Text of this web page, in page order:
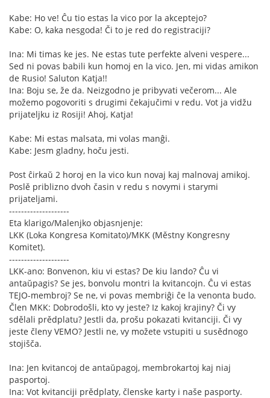
Kabe: Ho ve! Ĉu tio estas la vico por la akceptejo?
Kabe: O, kaka nesgoda! Či to je red do registraciji?
Ina: Mi timas ke jes. Ne estas tute perfekte alveni vespere...
Sed ni povas babili kun homoj en la vico. Jen, mi vidas amikon
de Rusio! Saluton Katja!!
Ina: Boju se, že da. Neizgodno je pribyvati večerom... Ale
možemo pogovoriti s drugimi čekajučimi v redu. Vot ja vidžu
prijateljku iz Rosiji! Ahoj, Katja!
Kabe: Mi estas malsata, mi volas manĝi.
Kabe: Jesm gladny, hoču jesti.
Post ĉirkaŭ 2 horoj en la vico kun novaj kaj malnovaj amikoj.
Poslě priblizno dvoh časin v redu s novymi i starymi
prijateljami.
--------------------
Eta klarigo/Malenjko objasnjenje:
LKK (Loka Kongresa Komitato)/MKK (Městny Kongresny
Komitet).
--------------------
LKK-ano: Bonvenon, kiu vi estas? De kiu lando? Ĉu vi
antaŭpagis? Se jes, bonvolu montri la kvitancojn. Ĉu vi estas
TEJO-membroj? Se ne, vi povas membriĝi ĉe la venonta budo.
Člen MKK: Dobrodošli, kto vy jeste? Iz kakoj krajiny? Či vy
sdělali prědplatu? Jestli da, prošu pokazati kvitanciji. Či vy
jeste členy VEMO? Jestli ne, vy možete vstupiti u susědnogo
stojišča.
Ina: Jen kvitancoj de antaŭpagoj, membrokartoj kaj niaj
pasportoj.
Ina: Vot kvitanciji prědplaty, členske karty i naše pasporty.